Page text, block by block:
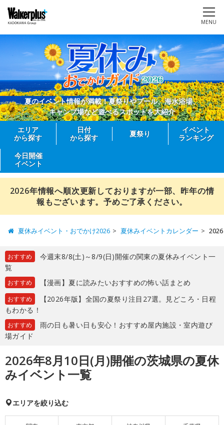
MENU
夏のイベント情報が満載！夏祭りやプール、海水浴場、
キャンプ場など遊べるスポットを大紹介
エリア
から探す
日付
から探す
夏祭り
イベント
ランキング
今日開催
イベント
2026年情報へ順次更新しておりますが一部、昨年の情
報もございます。予めご了承ください。
夏休みイベント・おでかけ2026 夏休みイベントカレンダー
おすすめ
今週末8/8(土)～8/9(日)開催の関東の夏休みイベント一
覧
おすすめ 【漫画】夏に読みたいおすすめの怖い話まとめ
おすすめ
【2026年版】全国の夏祭り注目27選。見どころ・日程
もわかる！
おすすめ
雨の日も暑い日も安心！おすすめ屋内施設・室内遊び
場ガイド
2026年8月10日(月)開催の茨城県の夏休
みイベント一覧
エリアを絞り込む